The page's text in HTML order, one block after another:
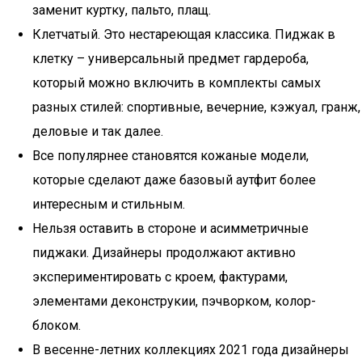
заменит куртку, пальто, плащ.
Клетчатый. Это нестареющая классика. Пиджак в
клетку – универсальный предмет гардероба,
который можно включить в комплекты самых
разных стилей: спортивные, вечерние, кэжуал, гранж,
деловые и так далее.
Все популярнее становятся кожаные модели,
которые сделают даже базовый аутфит более
интересным и стильным.
Нельзя оставить в стороне и асимметричные
пиджаки. Дизайнеры продолжают активно
экспериментировать с кроем, фактурами,
элементами деконструкии, пэчворком, колор-
блоком.
В весенне-летних коллекциях 2021 года дизайнеры